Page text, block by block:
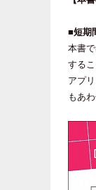
■短期
本書
するこ
アプ
もあ